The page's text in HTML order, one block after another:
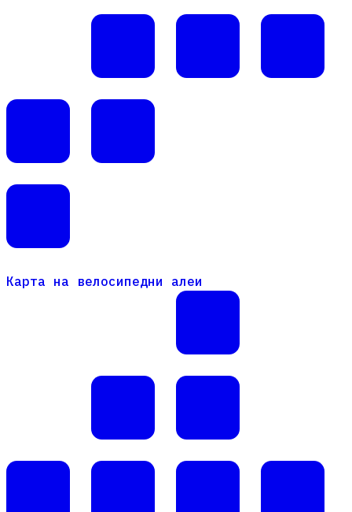
Карта на велосипедни алеи
Карта на велосипедни алеи